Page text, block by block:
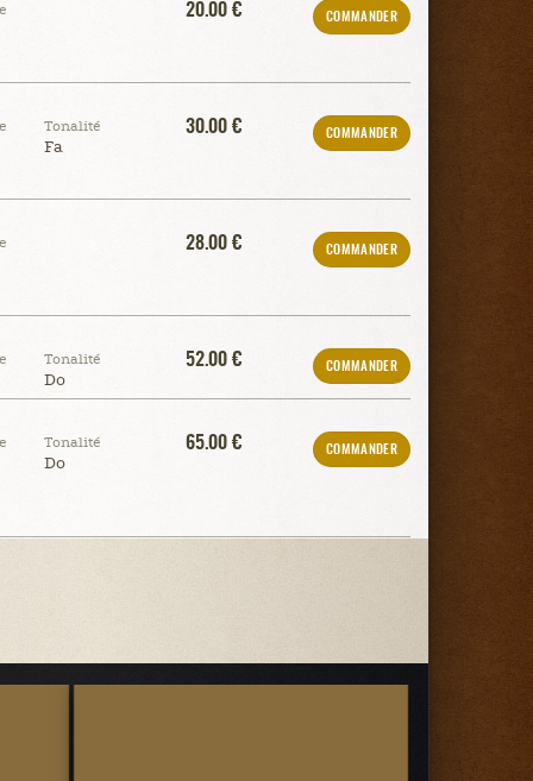
20.00 € COMMANDER
Tonalité
Fa
30.00 € COMMANDER
28.00 € COMMANDER
Tonalité
Do
52.00 € COMMANDER
Tonalité
Do
65.00 € COMMANDER